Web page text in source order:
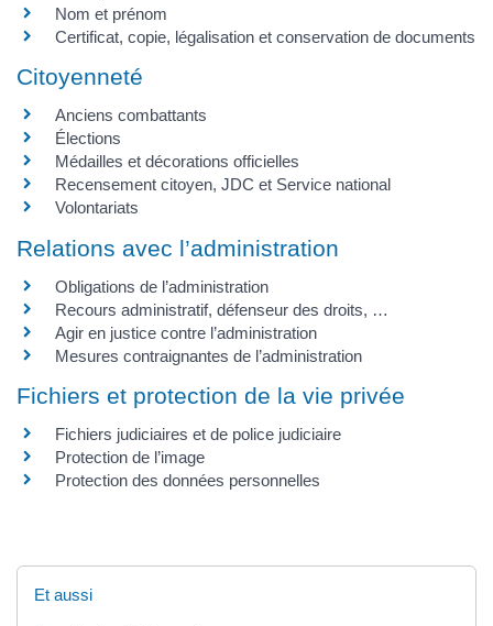
Nom et prénom
Certificat, copie, légalisation et conservation de documents
Citoyenneté
Anciens combattants
Élections
Médailles et décorations officielles
Recensement citoyen, JDC et Service national
Volontariats
Relations avec l’administration
Obligations de l’administration
Recours administratif, défenseur des droits, …
Agir en justice contre l’administration
Mesures contraignantes de l’administration
Fichiers et protection de la vie privée
Fichiers judiciaires et de police judiciaire
Protection de l’image
Protection des données personnelles
Et aussi